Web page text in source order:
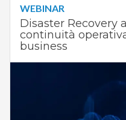
WEBINAR
Disaster Recovery
continuità
business